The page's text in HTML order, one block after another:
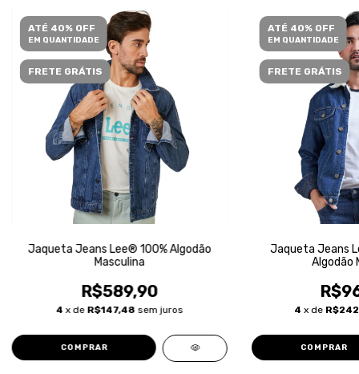
ATÉ 40% OFF
EM QUANTIDADE
FRETE GRÁTIS
Jaqueta Jeans Lee® 100% Algodão
Masculina
R$589,90
4 x de R$147,48 sem juros
COMPRAR
ATÉ 40% OFF
EM QUANTIDADE
FRETE GRÁTIS
Jaqueta Jeans
Algodão
4 x de
COMPRAR